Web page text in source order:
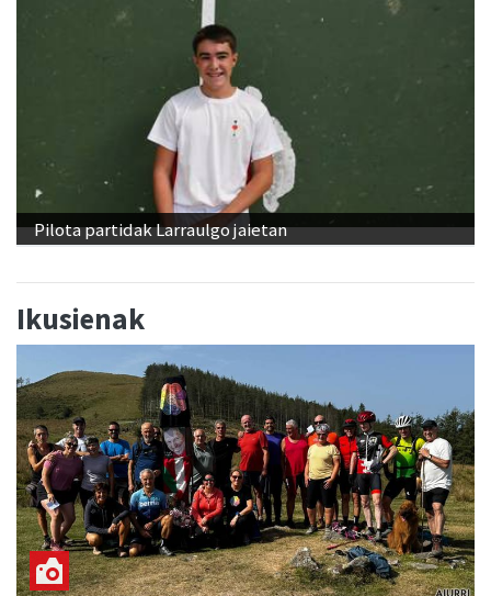
Pilota partidak Larraulgo jaietan
Ikusienak